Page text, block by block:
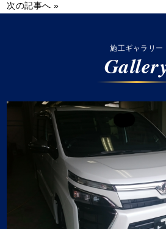
次の記事へ »
施工ギャラリー